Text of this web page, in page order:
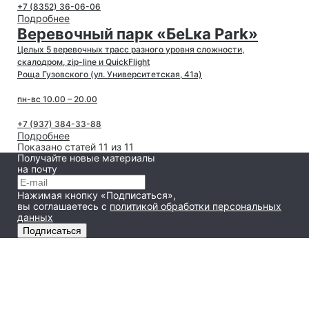
+7 (8352) 36-06-06
Подробнее
Веревочный парк «БeLка Park»
Целых 5 веревочных трасс разного уровня сложности,
скалодром, zip-line и QuickFlight
Роща Гузовского (ул. Университетская, 41а)
пн-вс 10.00 – 20.00
+7 (937) 384-33-88
Подробнее
Показано статей 11 из 11
Получайте новые материалы
на почту
Нажимая кнопку «Подписаться»,
вы соглашаетесь с политикой обработки персональных
данных
Подписаться